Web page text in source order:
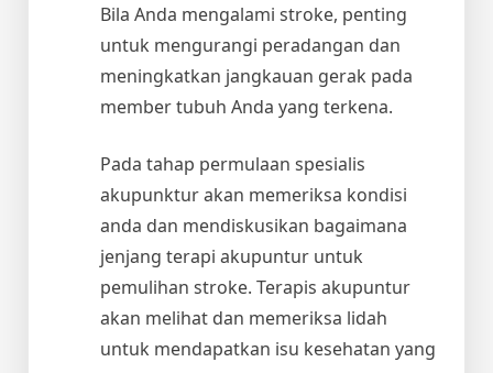
Bila Anda mengalami stroke, penting
untuk mengurangi peradangan dan
meningkatkan jangkauan gerak pada
member tubuh Anda yang terkena.
Pada tahap permulaan spesialis
akupunktur akan memeriksa kondisi
anda dan mendiskusikan bagaimana
jenjang terapi akupuntur untuk
pemulihan stroke. Terapis akupuntur
akan melihat dan memeriksa lidah
untuk mendapatkan isu kesehatan yang